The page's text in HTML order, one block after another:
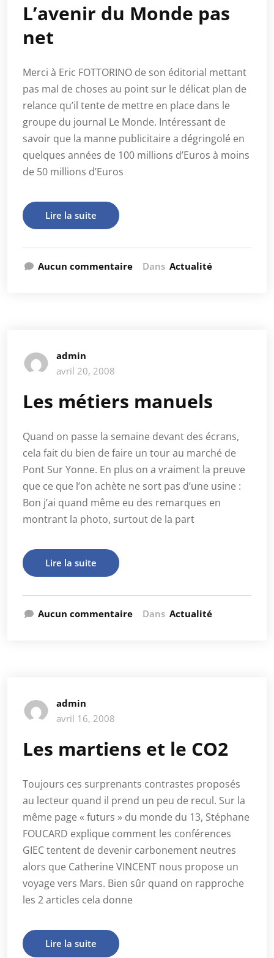
L’avenir du Monde pas
net
Merci à Eric FOTTORINO de son éditorial mettant
pas mal de choses au point sur le délicat plan de
relance qu’il tente de mettre en place dans le
groupe du journal Le Monde. Intéressant de
savoir que la manne publicitaire a dégringolé en
quelques années de 100 millions d’Euros à moins
de 50 millions d’Euros
Lire la suite
Aucun commentaire Dans Actualité
admin
avril 20, 2008
Les métiers manuels
Quand on passe la semaine devant des écrans,
cela fait du bien de faire un tour au marché de
Pont Sur Yonne. En plus on a vraiment la preuve
que ce que l’on achète ne sort pas d’une usine :
Bon j’ai quand même eu des remarques en
montrant la photo, surtout de la part
Lire la suite
Aucun commentaire Dans Actualité
admin
avril 16, 2008
Les martiens et le CO2
Toujours ces surprenants contrastes proposés
au lecteur quand il prend un peu de recul. Sur la
même page « futurs » du monde du 13, Stéphane
FOUCARD explique comment les conférences
GIEC tentent de devenir carbonement neutres
alors que Catherine VINCENT nous propose un
voyage vers Mars. Bien sûr quand on rapproche
les 2 articles cela donne
Lire la suite